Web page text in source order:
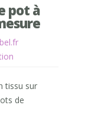
pot à
tissu sur
de